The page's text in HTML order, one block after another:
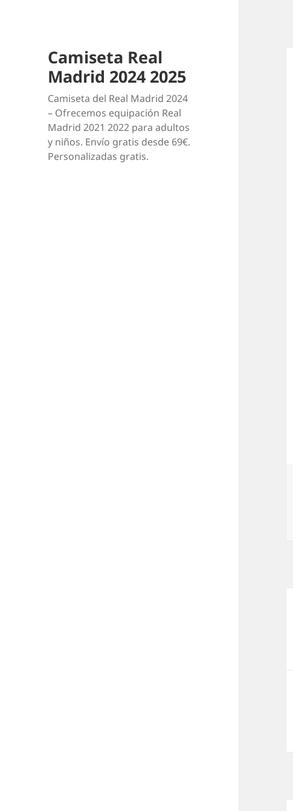
Camiseta Real
Madrid 2024 2025
Camiseta del Real Madrid 2024
– Ofrecemos equipación Real
Madrid 2021 2022 para adultos
y niños. Envío gratis desde 69€.
Personalizadas gratis.